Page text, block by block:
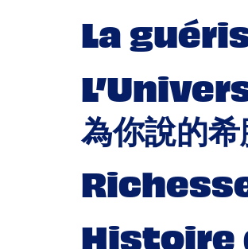
La
為你說的
Histoire